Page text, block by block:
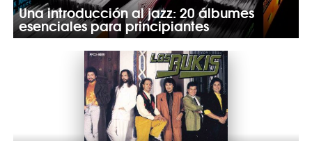
Una introducción al jazz: 20 álbumes
esenciales para principiantes